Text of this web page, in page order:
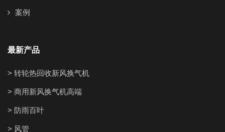
案例
最新产品
> 转轮热回收新风换气机
> 商用新风换气机高端
> 防雨百叶
> 风管